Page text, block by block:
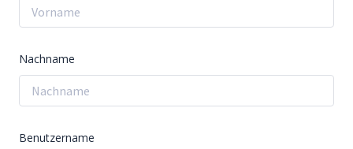
Nachname
Benutzername